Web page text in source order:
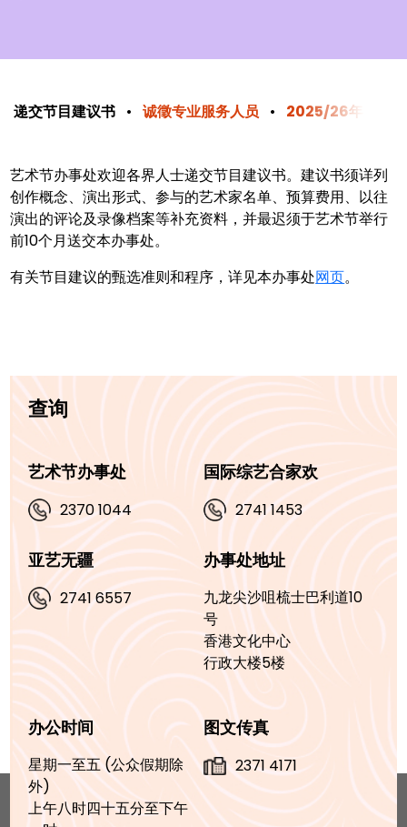
递交节目建议书 诚徵专业服务人员 2025/26年度财
艺术节办事处欢迎各界人士递交节目建议书。建议书须详列
创作概念、演出形式、参与的艺术家名单、预算费用、以往
演出的评论及录像档案等补充资料，并最迟须于艺术节举行
前10个月送交本办事处。
有关节目建议的甄选准则和程序，详见本办事处网页。
查询
艺术节办事处
2370 1044
国际综艺合家欢
2741 1453
亚艺无疆
2741 6557
办事处地址
九龙尖沙咀梳士巴利道10
号
香港文化中心
行政大楼5楼
办公时间
星期一至五 (公众假期除
外)
上午八时四十五分至下午
图文传真
2371 4171